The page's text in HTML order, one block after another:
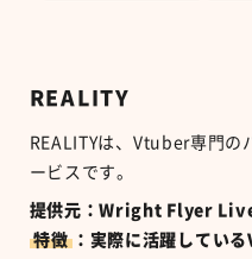
REALITY
REALITYは、 Vtuber専門の
ービスです。
提供元：Wright Flyer
特徴 ：実際に活躍してい